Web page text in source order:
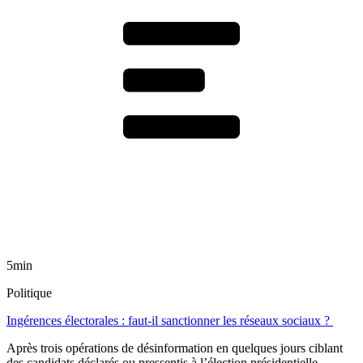
5min
Politique
Ingérences électorales : faut-il sanctionner les réseaux sociaux ?
Après trois opérations de désinformation en quelques jours ciblant